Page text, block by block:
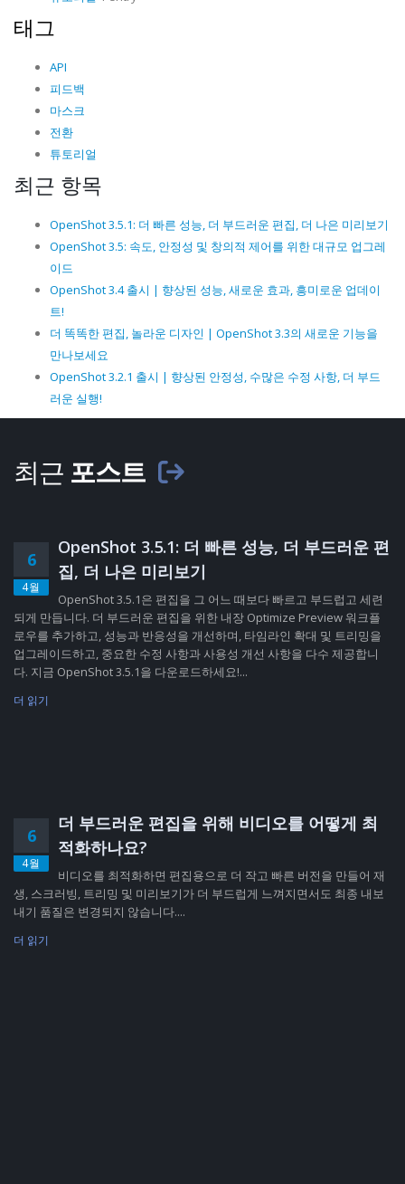
태그
API
피드백
마스크
전환
튜토리얼
최근 항목
OpenShot 3.5.1: 더 빠른 성능, 더 부드러운 편집, 더 나은 미리보기
OpenShot 3.5: 속도, 안정성 및 창의적 제어를 위한 대규모 업그레
이드
OpenShot 3.4 출시 | 향상된 성능, 새로운 효과, 흥미로운 업데이
트!
더 똑똑한 편집, 놀라운 디자인 | OpenShot 3.3의 새로운 기능을
만나보세요
OpenShot 3.2.1 출시 | 향상된 안정성, 수많은 수정 사항, 더 부드
러운 실행!
최근 포스트
6
4월
OpenShot 3.5.1: 더 빠른 성능, 더 부드러운 편
집, 더 나은 미리보기
OpenShot 3.5.1은 편집을 그 어느 때보다 빠르고 부드럽고 세련
되게 만듭니다. 더 부드러운 편집을 위한 내장 Optimize Preview 워크플
로우를 추가하고, 성능과 반응성을 개선하며, 타임라인 확대 및 트리밍을
업그레이드하고, 중요한 수정 사항과 사용성 개선 사항을 다수 제공합니
다. 지금 OpenShot 3.5.1을 다운로드하세요!...
더 읽기
6
4월
더 부드러운 편집을 위해 비디오를 어떻게 최
적화하나요?
비디오를 최적화하면 편집용으로 더 작고 빠른 버전을 만들어 재
생, 스크러빙, 트리밍 및 미리보기가 더 부드럽게 느껴지면서도 최종 내보
내기 품질은 변경되지 않습니다....
더 읽기